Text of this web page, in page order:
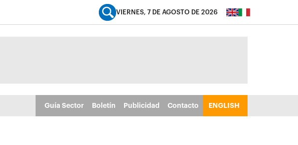
VIERNES, 7 DE AGOSTO DE 2026
Guía Sector Boletín Publicidad Contacto ENGLISH